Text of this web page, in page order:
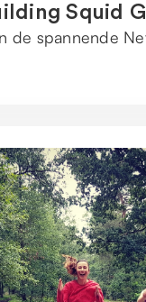
Squid
de spannende